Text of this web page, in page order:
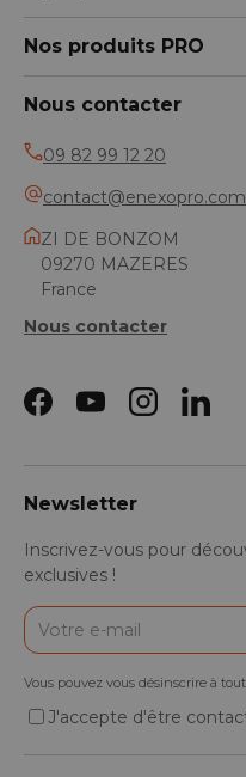
Nos produits PRO
Nous contacter
09 82 99 12 20
contact@enexopro.com
ZI DE BONZOM
09270 MAZERES
France
Nous contacter
Facebook
YouTubeInstagram
Newsletter
Inscrivez-vous pour
exclusives !
E-mail
Vous pouvez vous désinscrire à
J'accepte d'être